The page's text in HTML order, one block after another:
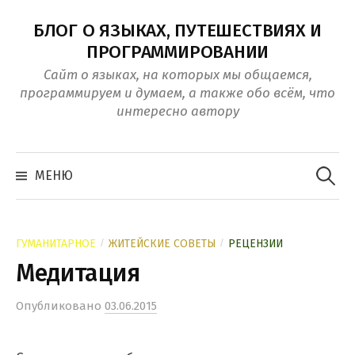
БЛОГ О ЯЗЫКАХ, ПУТЕШЕСТВИЯХ И
ПРОГРАММИРОВАНИИ
Сайт о языках, на которых мы общаемся,
программируем и думаем, а также обо всём, что
интересно автору
МЕНЮ
Найти:
ГУМАНИТАРНОЕ / ЖИТЕЙСКИЕ СОВЕТЫ / РЕЦЕНЗИИ
Медитация
Опубликовано 03.06.2015